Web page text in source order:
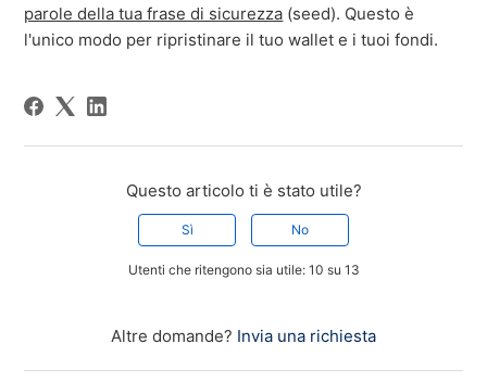
parole della tua frase di sicurezza (seed). Questo è
l'unico modo per ripristinare il tuo wallet e i tuoi fondi.
Questo articolo ti è stato utile?
Sì No
Utenti che ritengono sia utile: 10 su 13
Altre domande? Invia una richiesta